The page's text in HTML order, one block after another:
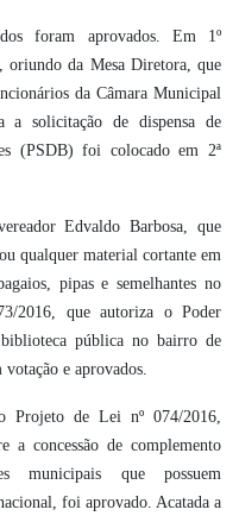
foram aprovados. Em 1º
oriundo da Mesa Diretora, que
da Câmara Municipal
a solicitação de dispensa de
(PSDB) foi colocado em 2ª
Edvaldo Barbosa, que
qualquer material cortante em
pipas e semelhantes no
2016, que autoriza o Poder
pública no bairro de
e aprovados.
Projeto de Lei nº 074/2016,
a concessão de complemento
municipais que possuem
foi aprovado. Acatada a